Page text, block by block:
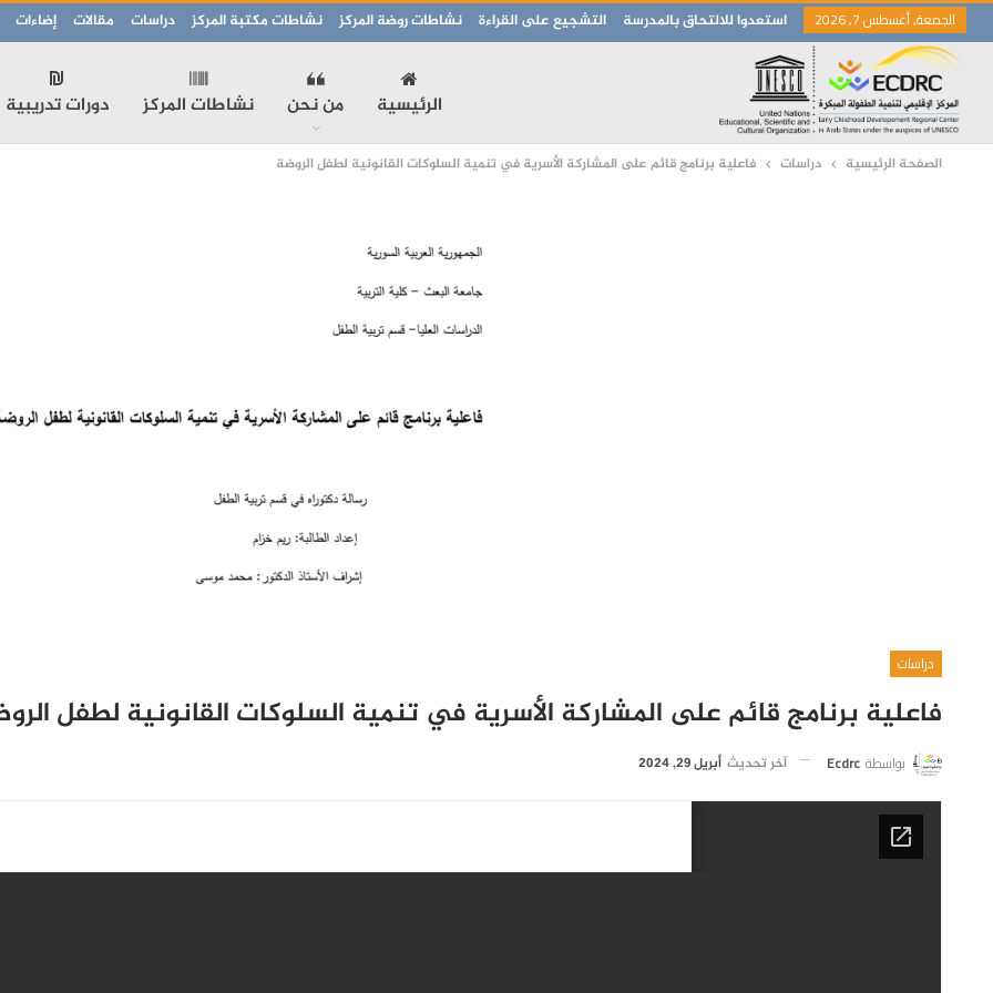
الجمعة, أغسطس 7, 2026 استعدوا للالتحاق بالمدرسة التشجيع على القراءة نشاطات روضة المركز نشاطات مكتبة المركز دراسات مقالات إضاءات
الرئيسية من نحن نشاطات المركز دورات تدريبية
الصفحة الرئيسية دراسات فاعلية برنامج قائم على المشاركة الأسرية في تنمية السلوكات القانونية لطفل الروضة
دراسات
فاعلية برنامج قائم على المشاركة الأسرية في تنمية السلوكات القانونية لطفل
بواسطة Ecdrc آخر تحديث أبريل 29, 2024